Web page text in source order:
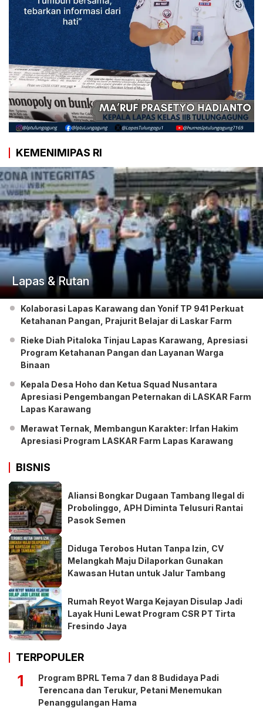
KEMENIMIPAS RI
Lapas & Rutan
Kolaborasi Lapas Karawang dan Yonif TP 941 Perkuat
Ketahanan Pangan, Prajurit Belajar di Laskar Farm
Rieke Diah Pitaloka Tinjau Lapas Karawang, Apresiasi
Program Ketahanan Pangan dan Layanan Warga
Binaan
Kepala Desa Hoho dan Ketua Squad Nusantara
Apresiasi Pengembangan Peternakan di LASKAR Farm
Lapas Karawang
Merawat Ternak, Membangun Karakter: Irfan Hakim
Apresiasi Program LASKAR Farm Lapas Karawang
BISNIS
Aliansi Bongkar Dugaan Tambang Ilegal di
Probolinggo, APH Diminta Telusuri Rantai
Pasok Semen
Diduga Terobos Hutan Tanpa Izin, CV
Melangkah Maju Dilaporkan Gunakan
Kawasan Hutan untuk Jalur Tambang
Rumah Reyot Warga Kejayan Disulap Jadi
Layak Huni Lewat Program CSR PT Tirta
Fresindo Jaya
TERPOPULER
1
Program BPRL Tema 7 dan 8 Budidaya Padi
Terencana dan Terukur, Petani Menemukan
Penanggulangan Hama